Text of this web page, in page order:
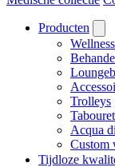
Producten
Trolleys
Acqua
Custom
Tijdloze